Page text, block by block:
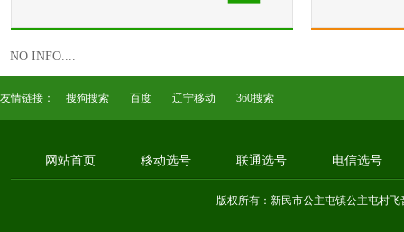
NO INFO....
友情链接： 搜狗搜索 百度 辽宁移动 360搜索
网站首页 移动选号 联通选号 电信选号
版权所有：新民市公主屯镇公主屯村